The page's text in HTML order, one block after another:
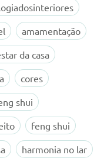
amamentação
da casa
cores
shui
feng shui
harmonia no lar